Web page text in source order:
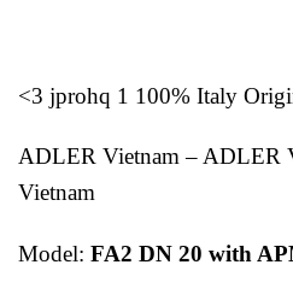
<3 jprohq 1 100% Italy
ADLER Vietnam – ADLER
Vietnam
Model: FA2 DN 20 with